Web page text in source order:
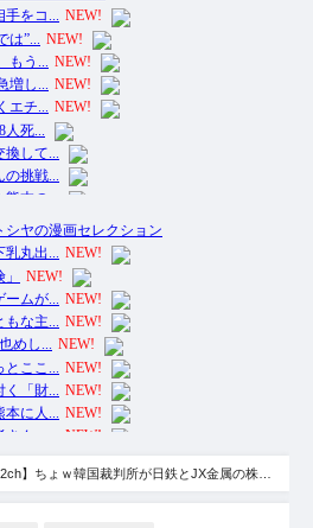
2ch】ちょｗ韓国裁判所が日鉄とJX金属の株を